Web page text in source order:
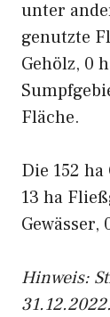
unter
genutzte
Gehölz, 0
Fläche.
Die 152
13 ha
Gewässer,
Hinweis: